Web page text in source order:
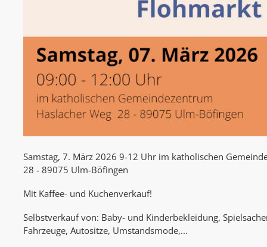
Samstag, 7. März 2026 9-12 Uhr im katholischen
28 - 89075 Ulm-Böfingen
Mit Kaffee- und Kuchenverkauf!
Selbstverkauf von: Baby- und Kinderbekleidung,
Fahrzeuge, Autositze, Umstandsmode,...